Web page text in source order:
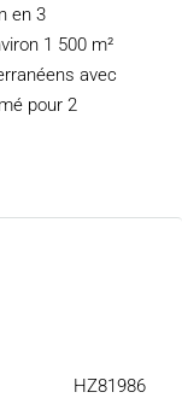
en 3
1 500 m²
avec
pour 2
HZ81986